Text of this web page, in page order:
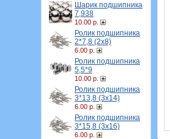
Шарик подшипника
7,938
10.00 р.
Ролик подшипника
2*7,8 (2х8)
6.00 р.
Ролик подшипника
5,5*9
10.00 р.
Ролик подшипника
3*13,8 (3х14)
6.00 р.
Ролик подшипника
3*15,8 (3х16)
6.00 р.